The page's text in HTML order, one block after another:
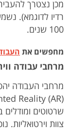
מכן נצטרך
רדיו לדוגמא).
100 שנים.
מחפשים את
מרחבי עבודה
מרחבי העבודה
שרטוטים ומודלים
צוות וירטואליות.